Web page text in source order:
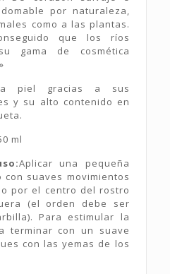
por naturaleza,
como a las plantas.
que los ríos
gama de cosmética
piel gracias a sus
y su alto contenido en
ml
Aplicar una pequeña
suaves movimientos
por el centro del rostro
(el orden debe ser
Para estimular la
terminar con un suave
con las yemas de los